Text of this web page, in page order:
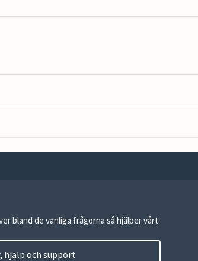
bland de vanliga frågorna så hjälper vårt
hjälp och support